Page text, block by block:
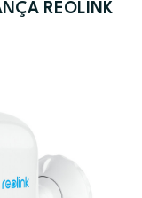
REOLINK